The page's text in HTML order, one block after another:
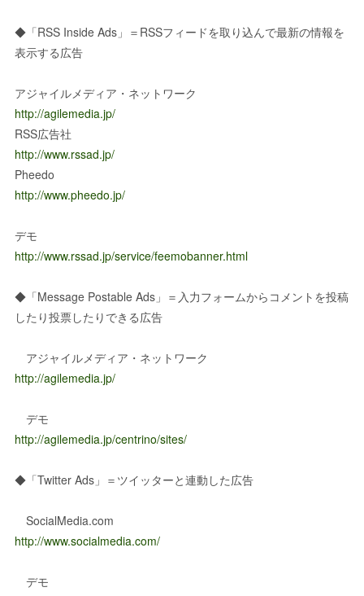
◆「RSS Inside Ads」＝RSSフィードを取り込んで最新の情報を
表示する広告
アジャイルメディア・ネットワーク
http://agilemedia.jp/
RSS広告社
http://www.rssad.jp/
Pheedo
http://www.pheedo.jp/
デモ
http://www.rssad.jp/service/feemobanner.html
◆「Message Postable Ads」＝入力フォームからコメントを投稿
したり投票したりできる広告
アジャイルメディア・ネットワーク
http://agilemedia.jp/
デモ
http://agilemedia.jp/centrino/sites/
◆「Twitter Ads」＝ツイッターと連動した広告
SocialMedia.com
http://www.socialmedia.com/
デモ